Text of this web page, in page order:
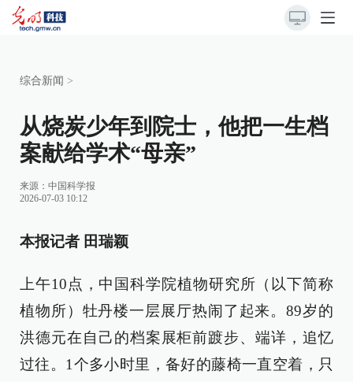
综合新闻 >
从烧炭少年到院士，他把一生档
案献给学术“母亲”
来源： 中国科学报
2026-07-03 10:12
本报记者 田瑞颖
上午10点，中国科学院植物研究所（以下简称
植物所）牡丹楼一层展厅热闹了起来。89岁的
洪德元在自己的档案展柜前踱步、端详，追忆
过往。1个多小时里，备好的藤椅一直空着，只